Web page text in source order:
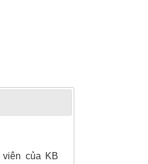
của KB